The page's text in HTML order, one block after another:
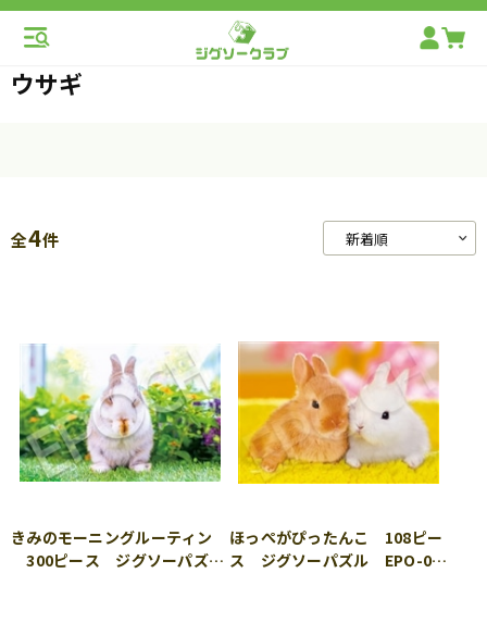
ウサギ
全4件
きみのモーニングルーティン
300ピース ジグソーパズ
ほっぺがぴったんこ 108ピー
ス ジグソーパズル EPO-03-